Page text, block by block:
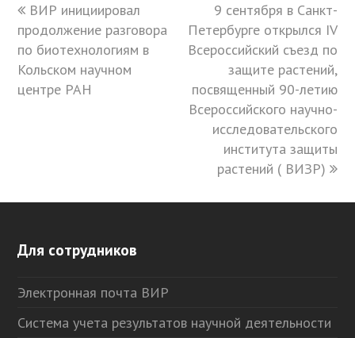
previous
post:
ВИР инициировал
продолжение разговора
по биотехнологиям в
Кольском научном
центре РАН
next
post:
9 сентября в Санкт-
Петербурге открылся IV
Всероссийский съезд по
защите растений,
посвященный 90-летию
Всероссийского научно-
исследовательского
института защиты
растений ( ВИЗР)
Для сотрудников
Электронная почта ВИР
Система учета результатов научной деятельности